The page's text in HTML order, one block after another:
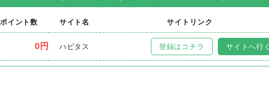
ポイント数 サイト名 サイトリンク
0円 ハピタス 登録はコチラ サイトへ行く